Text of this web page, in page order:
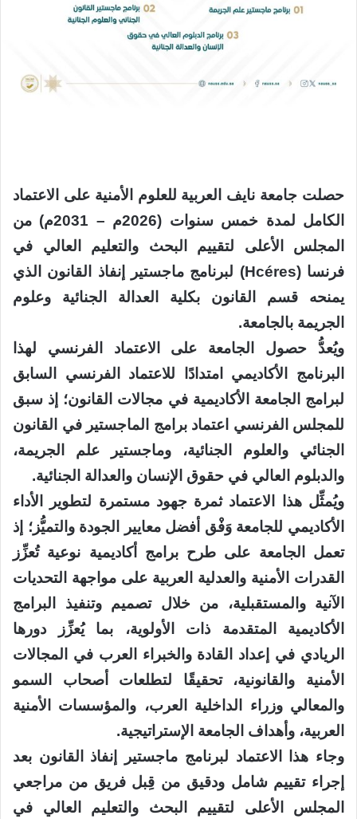
حصلت جامعة نايف العربية للعلوم الأمنية على الاعتماد
الكامل لمدة خمس سنوات (2026م – 2031م) من
المجلس الأعلى لتقييم البحث والتعليم العالي في
فرنسا (Hcéres) لبرنامج ماجستير إنفاذ القانون الذي
يمنحه قسم القانون بكلية العدالة الجنائية وعلوم
الجريمة بالجامعة.
ويُعدُّ حصول الجامعة على الاعتماد الفرنسي لهذا
البرنامج الأكاديمي امتدادًا للاعتماد الفرنسي السابق
لبرامج الجامعة الأكاديمية في مجالات القانون؛ إذ سبق
للمجلس الفرنسي اعتماد برامج الماجستير في القانون
الجنائي والعلوم الجنائية، وماجستير علم الجريمة،
والدبلوم العالي في حقوق الإنسان والعدالة الجنائية.
ويُمثِّل هذا الاعتماد ثمرة جهود مستمرة لتطوير الأداء
الأكاديمي للجامعة وَفْق أفضل معايير الجودة والتميُّز؛ إذ
تعمل الجامعة على طرح برامج أكاديمية نوعية تُعزِّز
القدرات الأمنية والعدلية العربية على مواجهة التحديات
الآنية والمستقبلية، من خلال تصميم وتنفيذ البرامج
الأكاديمية المتقدمة ذات الأولوية، بما يُعزِّز دورها
الريادي في إعداد القادة والخبراء العرب في المجالات
الأمنية والقانونية، تحقيقًا لتطلعات أصحاب السمو
والمعالي وزراء الداخلية العرب، والمؤسسات الأمنية
العربية، وأهداف الجامعة الإستراتيجية.
وجاء هذا الاعتماد لبرنامج ماجستير إنفاذ القانون بعد
إجراء تقييم شامل ودقيق من قِبل فريق من مراجعي
المجلس الأعلى لتقييم البحث والتعليم العالي في